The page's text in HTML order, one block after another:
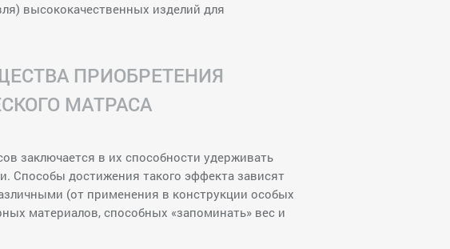
высококачественных изделий для
ПРИОБРЕТЕНИЯ
МАТРАСА
заключается в их способности удерживать
Способы достижения такого эффекта зависят
(от применения в конструкции особых
материалов, способных «запоминать» вес и